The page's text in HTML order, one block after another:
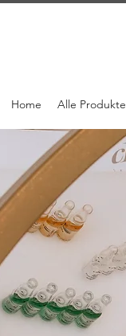
Home Alle Produkte